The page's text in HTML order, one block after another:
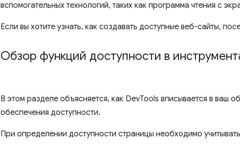
вспомогательных технологий, таких как программа чтения с
Если вы хотите узнать, как создавать доступные веб-сайты,
Обзор функций доступности в
В этом разделе объясняется, как DevTools вписывается в ваш
обеспечения доступности.
При определении доступности страницы необходимо